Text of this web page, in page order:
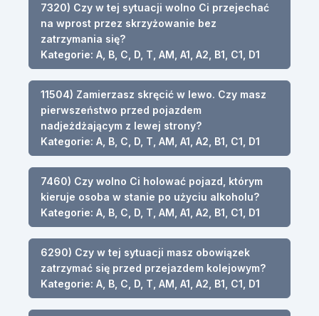
7320) Czy w tej sytuacji wolno Ci przejechać
na wprost przez skrzyżowanie bez
zatrzymania się?
Kategorie: A, B, C, D, T, AM, A1, A2, B1, C1, D1
11504) Zamierzasz skręcić w lewo. Czy masz
pierwszeństwo przed pojazdem
nadjeżdżającym z lewej strony?
Kategorie: A, B, C, D, T, AM, A1, A2, B1, C1, D1
7460) Czy wolno Ci holować pojazd, którym
kieruje osoba w stanie po użyciu alkoholu?
Kategorie: A, B, C, D, T, AM, A1, A2, B1, C1, D1
6290) Czy w tej sytuacji masz obowiązek
zatrzymać się przed przejazdem kolejowym?
Kategorie: A, B, C, D, T, AM, A1, A2, B1, C1, D1